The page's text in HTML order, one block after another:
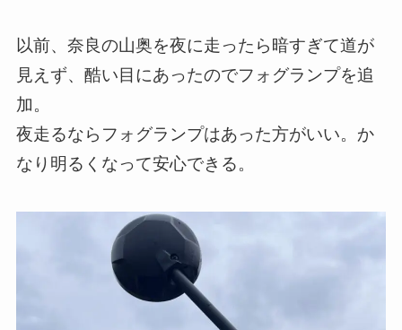
以前、奈良の山奥を夜に走ったら暗すぎて道が
見えず、酷い目にあったのでフォグランプを追
加。
夜走るならフォグランプはあった方がいい。か
なり明るくなって安心できる。